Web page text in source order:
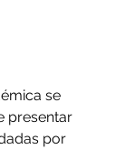
se
presentar
por